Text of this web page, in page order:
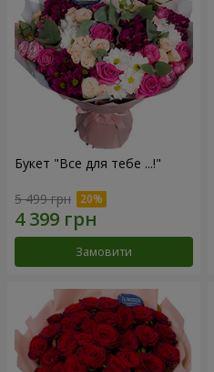
Букет "Все для тебе ...!"
5 499 грн
Замовити